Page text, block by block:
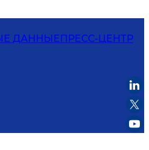
ДАННЫЕПРЕСС-ЦЕНТР